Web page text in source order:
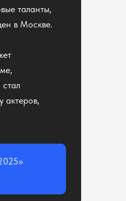
таланты,
в Москве.
актеров,